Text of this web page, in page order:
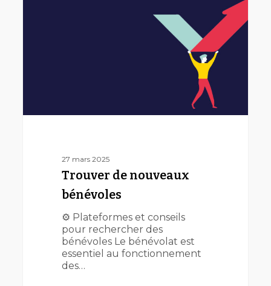
27 mars 2025
Trouver de nouveaux
bénévoles
⚙️ Plateformes et conseils
pour rechercher des
bénévoles Le bénévolat est
essentiel au fonctionnement
des…